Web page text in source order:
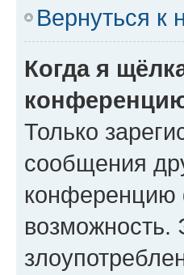
Вернуться к
Когда я
Только
сообщения
конференцию
возможность.